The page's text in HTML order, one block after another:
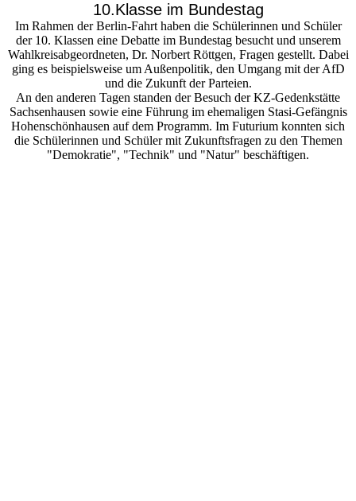
10.Klasse im Bundestag
Im Rahmen der Berlin-Fahrt haben die Schülerinnen und Schüler
der 10. Klassen eine Debatte im Bundestag besucht und unserem
Wahlkreisabgeordneten, Dr. Norbert Röttgen, Fragen gestellt. Dabei
ging es beispielsweise um Außenpolitik, den Umgang mit der AfD
und die Zukunft der Parteien.
An den anderen Tagen standen der Besuch der KZ-Gedenkstätte
Sachsenhausen sowie eine Führung im ehemaligen Stasi-Gefängnis
Hohenschönhausen auf dem Programm. Im Futurium konnten sich
die Schülerinnen und Schüler mit Zukunftsfragen zu den Themen
"Demokratie", "Technik" und "Natur" beschäftigen.